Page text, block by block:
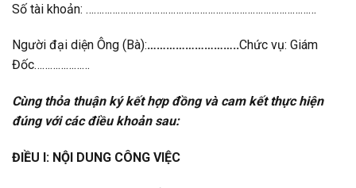
Số tài khoản: ……………………………………………………………………………
Người đại diện Ông (Bà):………………………..Chức vụ: Giám
Đốc…………………
Cùng thỏa thuận ký kết hợp đồng và cam kết thực hiện
đúng với các điều khoản sau:
ĐIỀU I: NỘI DUNG CÔNG VIỆC